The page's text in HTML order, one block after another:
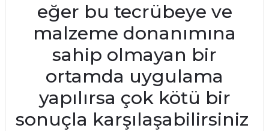
eğer bu tecrübeye ve
malzeme donanımına
sahip olmayan bir
ortamda uygulama
yapılırsa çok kötü bir
sonuçla karşılaşabilirsiniz